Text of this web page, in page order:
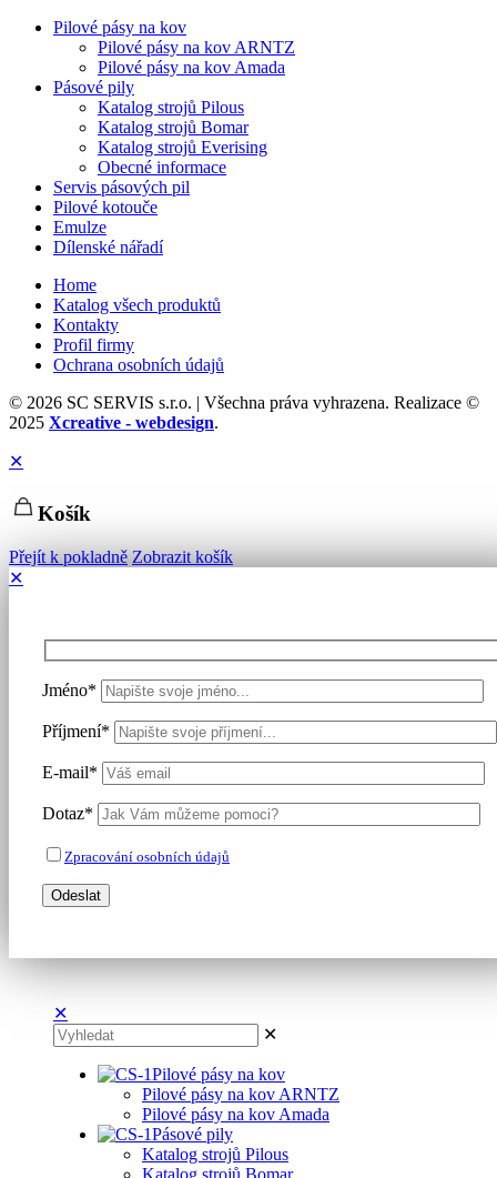
Pilové pásy na kov
Pilové pásy na kov ARNTZ
Pilové pásy na kov Amada
Pásové pily
Katalog strojů Pilous
Katalog strojů Bomar
Katalog strojů Everising
Obecné informace
Servis pásových pil
Pilové kotouče
Emulze
Dílenské nářadí
Home
Katalog všech produktů
Kontakty
Profil firmy
Ochrana osobních údajů
© 2026 SC SERVIS s.r.o. | Všechna práva vyhrazena. Realizace ©
2025 Xcreative - webdesign.
✕
Košík
Přejít k pokladně Zobrazit košík
✕
Jméno*
Příjmení*
E-mail*
Dotaz*
Zpracování osobních údajů
✕
✕
Pilové pásy na kov
Pilové pásy na kov ARNTZ
Pilové pásy na kov Amada
Pásové pily
Katalog strojů Pilous
Katalog strojů Bomar